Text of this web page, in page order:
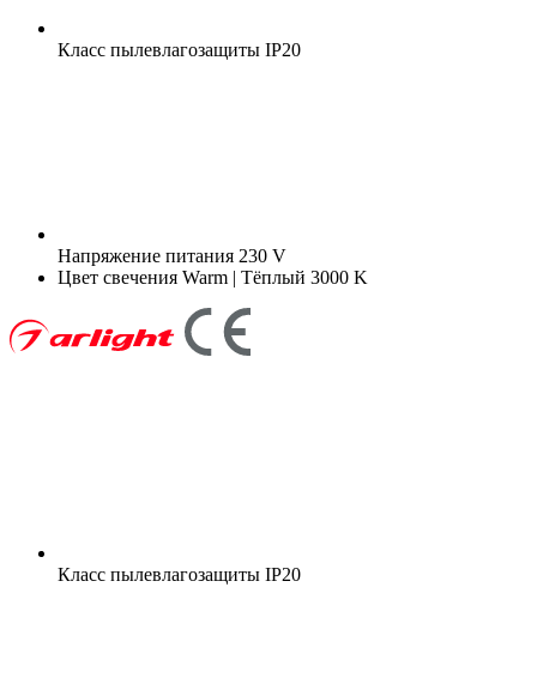
Класс пылевлагозащиты IP20
Напряжение питания 230 V
Цвет свечения Warm | Тёплый 3000 K
Класс пылевлагозащиты IP20